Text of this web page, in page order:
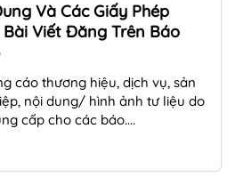
Và Các Giấy Phép
Viết Đăng Trên Báo
cáo thương hiệu, dịch vụ, sản
nội dung/ hình ảnh tư liệu do
cấp cho các báo....